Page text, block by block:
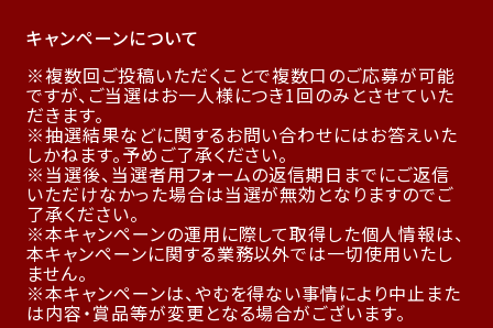
キャンペーンについて
複数回ご投稿いただくことで複数口のご応募が可能
ですが、ご当選はお一人様につき1回のみとさせていた
だきます。
抽選結果などに関するお問い合わせにはお答えいた
しかねます。予めご了承ください。
当選後、当選者用フォームの返信期日までにご返信
いただけなかった場合は当選が無効となりますのでご
了承ください。
本キャンペーンの運用に際して取得した個人情報は、
本キャンペーンに関する業務以外では一切使用いたし
ません。
本キャンペーンは、やむを得ない事情により中止また
は内容・賞品等が変更となる場合がございます。